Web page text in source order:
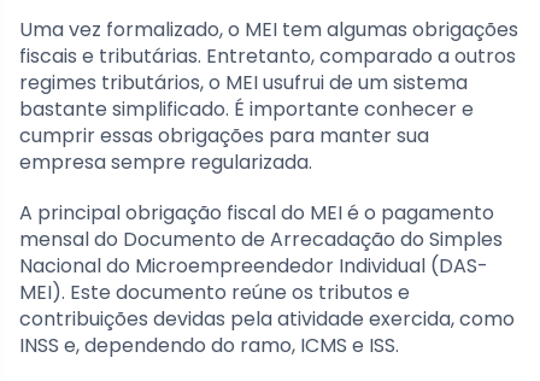
Uma vez formalizado, o MEI tem algumas obrigações
fiscais e tributárias. Entretanto, comparado a outros
regimes tributários, o MEI usufrui de um sistema
bastante simplificado. É importante conhecer e
cumprir essas obrigações para manter sua
empresa sempre regularizada.
A principal obrigação fiscal do MEI é o pagamento
mensal do Documento de Arrecadação do Simples
Nacional do Microempreendedor Individual (DAS-
MEI). Este documento reúne os tributos e
contribuições devidas pela atividade exercida, como
INSS e, dependendo do ramo, ICMS e ISS.